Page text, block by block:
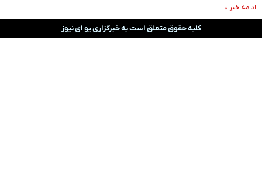
ادامه خبر »
کلیه حقوق متعلق است به خبرگزاری یو ای نیوز